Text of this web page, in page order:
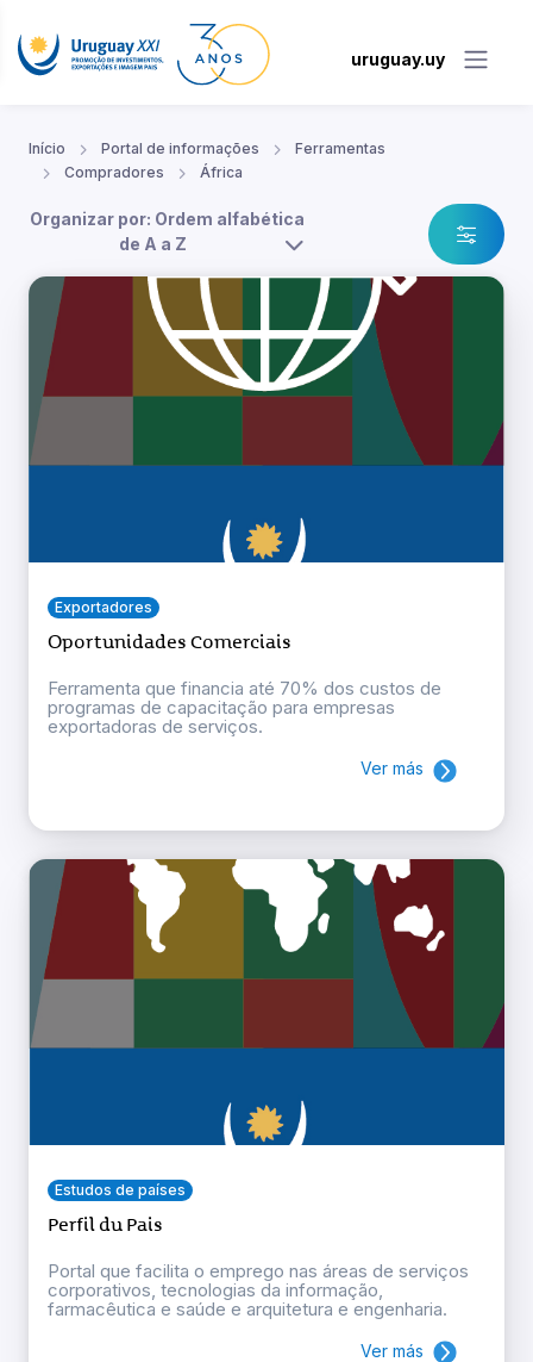
uruguay.uy
Início Portal de informações
Ferramentas
Compradores
África
Organizar por: Ordem alfabética
de A a Z
Exportadores
Oportunidades Comerciais
Ferramenta que financia até 70% dos custos de
programas de capacitação para empresas
exportadoras de serviços.
Ver más
Estudos de países
Perfil du Pais
Portal que facilita o emprego nas áreas de serviços
corporativos, tecnologias da informação,
farmacêutica e saúde e arquitetura e engenharia.
Ver más